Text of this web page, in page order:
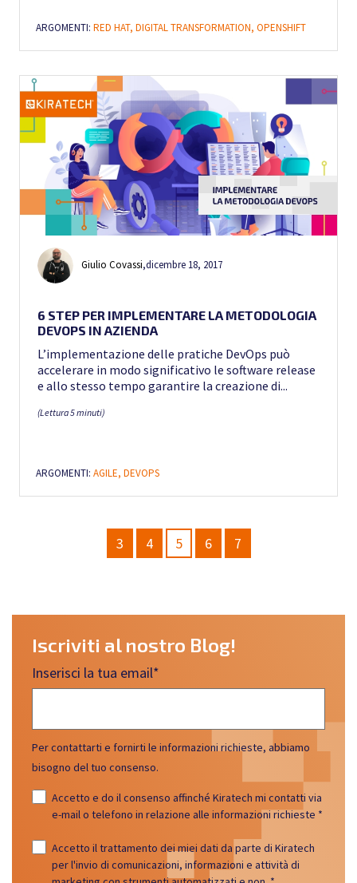
ARGOMENTI: RED HAT, DIGITAL TRANSFORMATION, OPENSHIFT
Giulio Covassi,dicembre 18, 2017
6 STEP PER IMPLEMENTARE LA METODOLOGIA
DEVOPS IN AZIENDA
L’implementazione delle pratiche DevOps può
accelerare in modo significativo le software release
e allo stesso tempo garantire la creazione di...
(Lettura 5 minuti)
ARGOMENTI: AGILE, DEVOPS
3 4 5 6 7
Iscriviti al nostro Blog!
Inserisci la tua email*
Per contattarti e fornirti le informazioni richieste, abbiamo
bisogno del tuo consenso.
Accetto e do il consenso affinché Kiratech mi contatti via
e-mail o telefono in relazione alle informazioni richieste *
Accetto il trattamento dei miei dati da parte di Kiratech
per l'invio di comunicazioni, informazioni e attività di